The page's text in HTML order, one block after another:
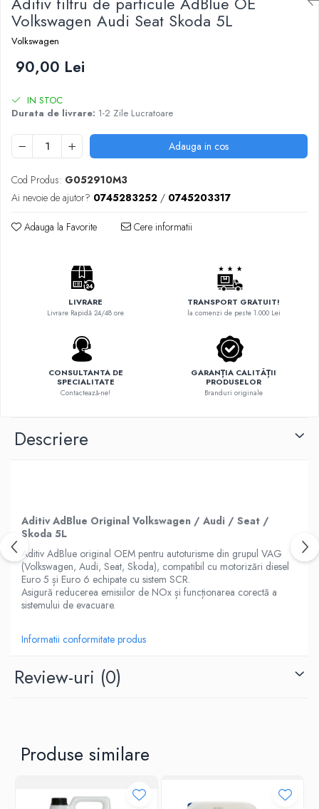
Volkswagen Audi Seat Skoda 5L
Volkswagen
90,00 Lei
IN STOC
Durata de livrare: 1-2 Zile Lucratoare
Adauga in cos
Cod Produs: G052910M3
Ai nevoie de ajutor? 0745283252 / 0745203317
Adauga la Favorite Cere informatii
LIVRARE
Livrare Rapidă 24/48 ore
TRANSPORT GRATUIT!
la comenzi de peste 1.000 Lei
CONSULTANTA DE
SPECIALITATE
Contactează-ne!
GARANȚIA CALITĂȚII
PRODUSELOR
Branduri originale
Descriere
Aditiv AdBlue Original Volkswagen / Audi / Seat /
Skoda 5L
Aditiv AdBlue original OEM pentru autoturisme din grupul VAG
(Volkswagen, Audi, Seat, Skoda), compatibil cu motorizări diesel
Euro 5 și Euro 6 echipate cu sistem SCR.
Asigură reducerea emisiilor de NOx și funcționarea corectă a
sistemului de evacuare.
Informatii conformitate produs
Review-uri (0)
Produse similare